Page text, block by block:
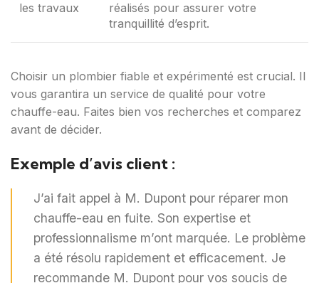
les travaux
réalisés pour assurer votre
tranquillité d’esprit.
Choisir un plombier fiable et expérimenté est crucial. Il
vous garantira un service de qualité pour votre
chauffe-eau. Faites bien vos recherches et comparez
avant de décider.
Exemple d’avis client :
J’ai fait appel à M. Dupont pour réparer mon
chauffe-eau en fuite. Son expertise et
professionnalisme m’ont marquée. Le problème
a été résolu rapidement et efficacement. Je
recommande M. Dupont pour vos soucis de